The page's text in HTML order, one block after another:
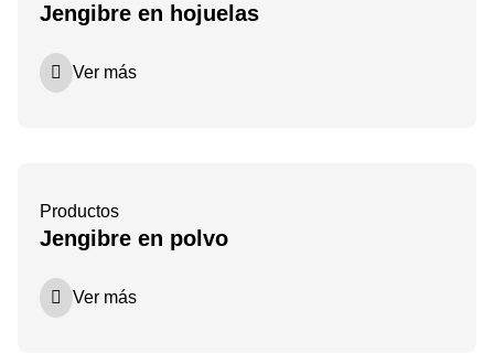
Jengibre en hojuelas
Ver más
Productos
Jengibre en polvo
Ver más